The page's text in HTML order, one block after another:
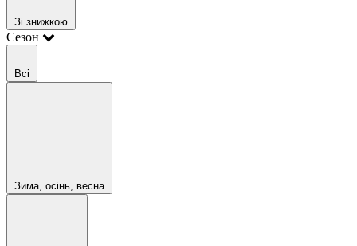
Зі знижкою
Сезон
Всі
Зима, осінь, весна